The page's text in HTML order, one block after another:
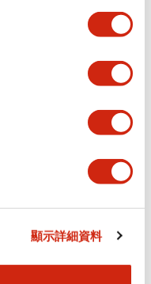
顯示詳細資料
顯示全部+